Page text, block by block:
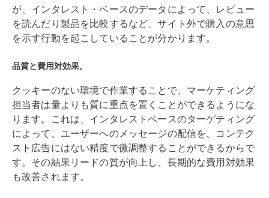
が、インタレスト・ベースのデータによって、レビュー
を読んだり製品を比較するなど、サイト外で購入の意思
を示す行動を起こしていることが分かります。
品質と費用対効果。
クッキーのない環境で作業することで、マーケティング
担当者は量よりも質に重点を置くことができるようにな
ります。これは、インタレストベースのターゲティング
によって、ユーザーへのメッセージの配信を、コンテク
スト広告にはない精度で微調整することができるからで
す。その結果リードの質が向上し、長期的な費用対効果
も改善されます。